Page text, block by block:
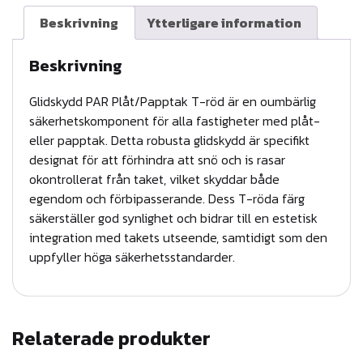
K
L
T
Beskrivning Ytterligare information
Beskrivning
Glidskydd PAR Plåt/Papptak T-röd är en oumbärlig
säkerhetskomponent för alla fastigheter med plåt-
eller papptak. Detta robusta glidskydd är specifikt
designat för att förhindra att snö och is rasar
okontrollerat från taket, vilket skyddar både
egendom och förbipasserande. Dess T-röda färg
säkerställer god synlighet och bidrar till en estetisk
integration med takets utseende, samtidigt som den
uppfyller höga säkerhetsstandarder.
Relaterade produkter